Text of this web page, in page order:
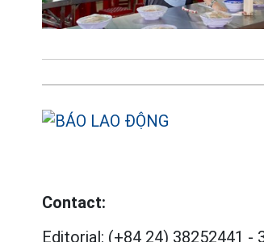
Contact:
Editorial: (+84 24) 38252441 -